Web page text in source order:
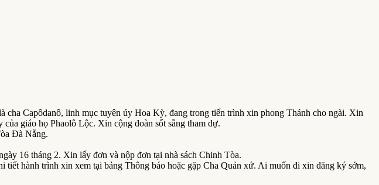
Capôdanô, linh mục tuyên úy Hoa Kỳ, đang trong tiến trình xin phong Thánh cho ngài. Xin
giáo họ Phaolô Lộc. Xin cộng đoàn sốt sắng tham dự.
Đà Nẵng.
16 tháng 2. Xin lấy đơn và nộp đơn tại nhà sách Chinh Tòa.
hành trình xin xem tại bảng Thông báo hoặc gặp Cha Quản xứ. Ai muốn đi xin đăng ký sớm,